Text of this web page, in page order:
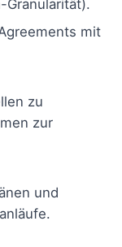
Granularität).
mit
zu
zur
und